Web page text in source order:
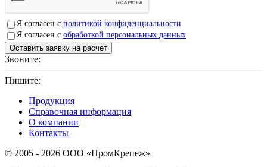
Я согласен с политикой конфиденциальности
Я согласен с обработкой персональных данных
Звоните:
Пишите:
Продукция
Справочная информация
О компании
Контакты
© 2005 - 2026 OOO «ПромКрепеж»